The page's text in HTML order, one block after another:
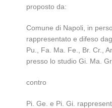
proposto da:
Comune di Napoli, in
rappresentato e difeso
Pu., Fa. Ma. Fe., Br. Cr.,
presso lo studio Gi. Ma.
contro
Pi. Ge. e Pi. Gi.